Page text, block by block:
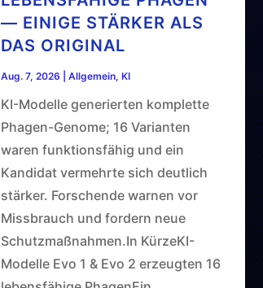
— EINIGE STÄRKER ALS
DAS ORIGINAL
Aug. 7, 2026 |Allgemein,KI
KI-Modelle generierten komplette
Phagen-Genome; 16 Varianten
waren funktionsfähig und ein
Kandidat vermehrte sich deutlich
stärker. Forschende warnen vor
Missbrauch und fordern neue
Schutzmaßnahmen.In KürzeKI-
Modelle Evo 1 & Evo 2 erzeugten 16